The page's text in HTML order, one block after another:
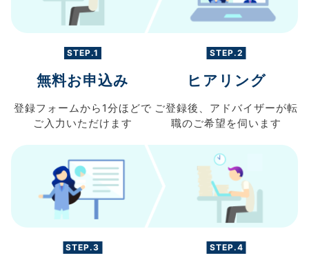
STEP.1
無料お申込み
登録フォームから 1分ほどで
ご入力 いただけます
STEP.2
ヒアリング
ご登録後、 アドバイザーが転
職のご希望を伺います
STEP.3 STEP.4